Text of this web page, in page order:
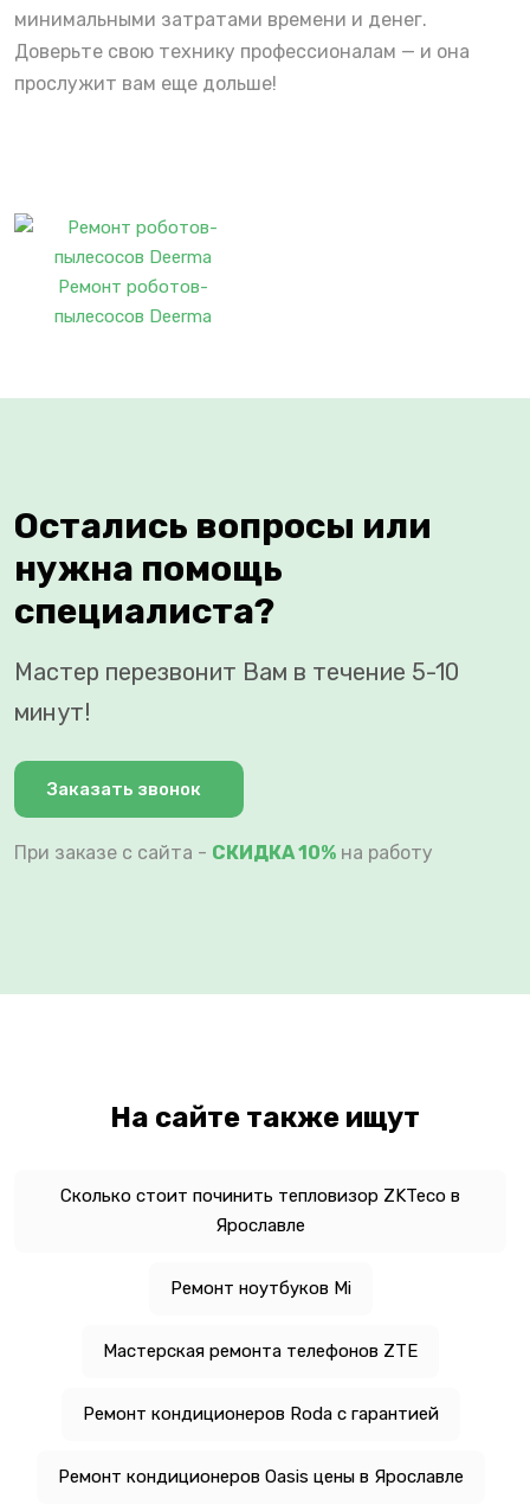
минимальными затратами времени и денег.
Доверьте свою технику профессионалам — и она
прослужит вам еще дольше!
Ремонт роботов-
пылесосов Deerma
Остались вопросы или
нужна помощь
специалиста?
Мастер перезвонит Вам в течение 5-10
минут!
Заказать звонок
При заказе с сайта - СКИДКА 10% на работу
На сайте также ищут
Сколько стоит починить тепловизор ZKTeco в
Ярославле
Ремонт ноутбуков Mi
Мастерская ремонта телефонов ZTE
Ремонт кондиционеров Roda с гарантией
Ремонт кондиционеров Oasis цены в Ярославле